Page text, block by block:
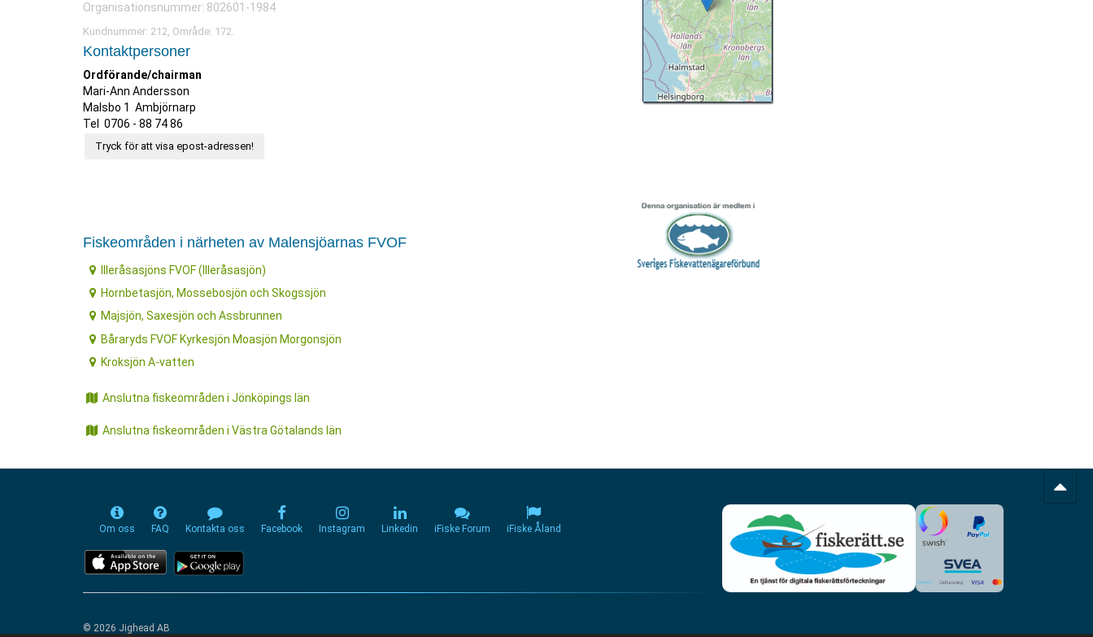
Organisationsnummer: 802601-1984
Kundnummer: 212, Område: 172.
Kontaktpersoner
Ordförande/chairman
Mari-Ann Andersson
Malsbo 1 Ambjörnarp
Tel 0706 - 88 74 86
Tryck för att visa epost-adressen!
Fiskeområden i närheten av Malensjöarnas FVOF
Illeråsasjöns FVOF (Illeråsasjön)
Hornbetasjön, Mossebosjön och Skogssjön
Majsjön, Saxesjön och Assbrunnen
Båraryds FVOF Kyrkesjön Moasjön Morgonsjön
Kroksjön A-vatten
Anslutna fiskeområden i Jönköpings län
Anslutna fiskeområden i Västra Götalands län
Om oss FAQ Kontakta oss Facebook Instagram Linkedin iFiske Forum iFiske Åland
© 2026 Jighead AB